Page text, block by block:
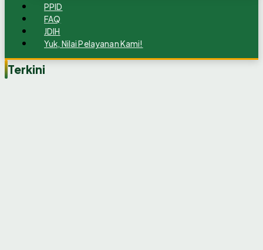
PPID
FAQ
JDIH
Yuk, Nilai Pelayanan Kami!
Terkini